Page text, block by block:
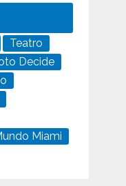
Teatro
Decide
Miami